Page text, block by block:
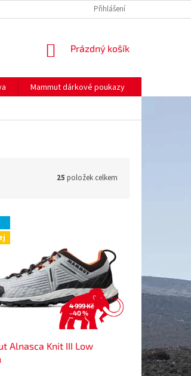
Přihlášení
NÁKUPNÍ
Prázdný košík
Mammut dárkové poukazy
25 položek celkem
4 999 Kč
–40 %
Alnasca Knit III Low